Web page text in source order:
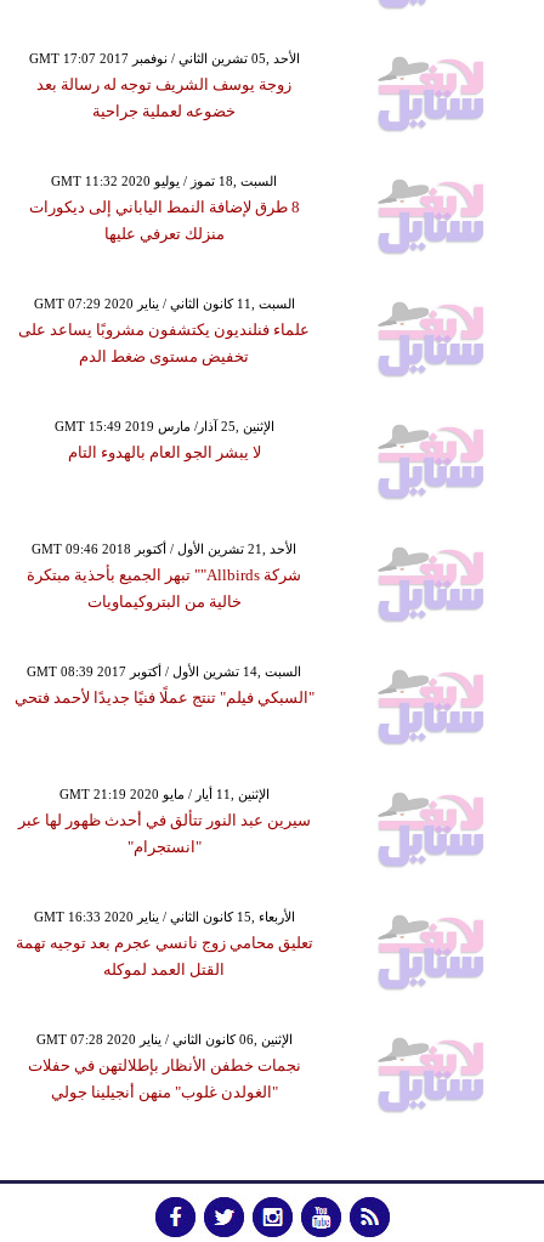
GMT 17:07 2017 الأحد ,05 تشرين الثاني / نوفمبر
زوجة يوسف الشريف توجه له رسالة بعد
خضوعه لعملية جراحية
GMT 11:32 2020 السبت ,18 تموز / يوليو
8 طرق لإضافة النمط الياباني إلى ديكورات
منزلك تعرفي عليها
GMT 07:29 2020 السبت ,11 كانون الثاني / يناير
علماء فنلنديون يكتشفون مشروبًا يساعد على
تخفيض مستوى ضغط الدم
GMT 15:49 2019 الإثنين ,25 آذار/ مارس
لا يبشر الجو العام بالهدوء التام
GMT 09:46 2018 الأحد ,21 تشرين الأول / أكتوبر
شركة Allbirds"" تبهر الجميع بأحذية مبتكرة
خالية من البتروكيماويات
GMT 08:39 2017 السبت ,14 تشرين الأول / أكتوبر
"السبكي فيلم" تنتج عملًا فنيًا جديدًا لأحمد فتحي
GMT 21:19 2020 الإثنين ,11 أيار / مايو
سيرين عبد النور تتألق في أحدث ظهور لها عبر
"انستجرام"
GMT 16:33 2020 الأربعاء ,15 كانون الثاني / يناير
تعليق محامي زوج نانسي عجرم بعد توجيه تهمة
القتل العمد لموكله
GMT 07:28 2020 الإثنين ,06 كانون الثاني / يناير
نجمات خطفن الأنظار بإطلالتهن في حفلات
"الغولدن غلوب" منهن أنجيلينا جولي